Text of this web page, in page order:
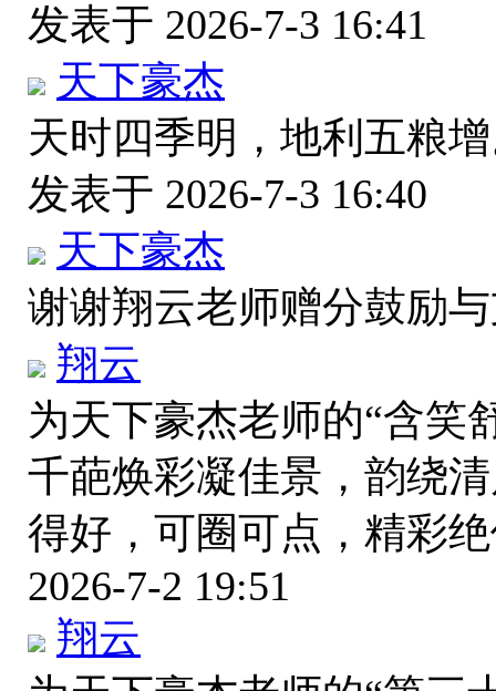
发表于 2026-7-3 16:41
天下豪杰
天时四季明，地利五粮
发表于 2026-7-3 16:40
天下豪杰
谢谢翔云老师赠分鼓励
翔云
为天下豪杰老师的“含笑
千葩焕彩凝佳景，韵绕
得好，可圈可点，精彩
2026-7-2 19:51
翔云